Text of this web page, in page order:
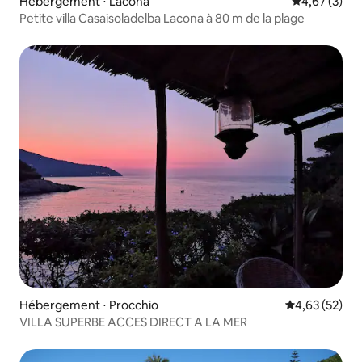
Petite villa Casaisoladelba Lacona à 80 m de la plage
Hébergement ⋅ Procchio Évaluation
4,63 (52)
VILLA SUPERBE ACCES DIRECT A LA MER